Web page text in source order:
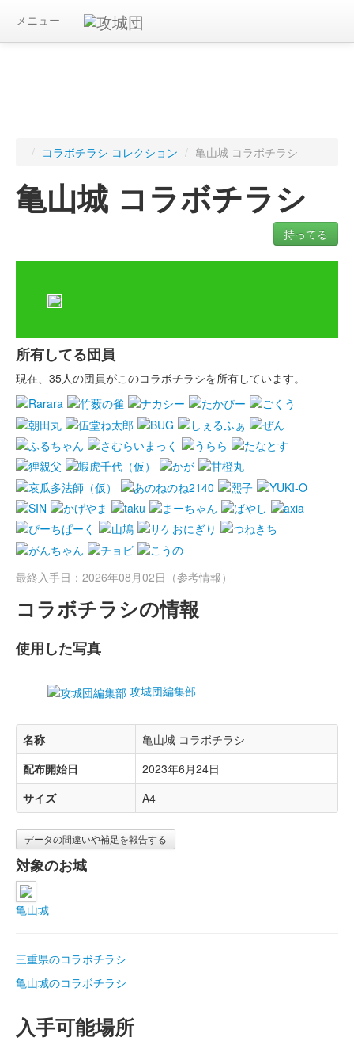
メニュー
/ コラボチラシ コレクション / 亀山城 コラボチラシ
亀山城 コラボチラシ
持ってる
所有してる団員
現在、35人の団員がこのコラボチラシを所有しています。
最終入手日：2026年08月02日（参考情報）
コラボチラシの情報
使用した写真
攻城団編集部
名称
亀山城 コラボチラシ
配布開始日
2023年6月24日
サイズ
A4
データの間違いや補足を報告する
対象のお城
亀山城
三重県のコラボチラシ
亀山城のコラボチラシ
入手可能場所